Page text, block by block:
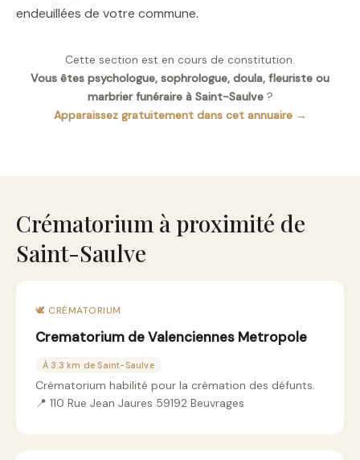
endeuillées de votre commune.
Cette section est en cours de constitution.
Vous êtes psychologue, sophrologue, doula, fleuriste ou
marbrier funéraire à Saint-Saulve?
Apparaissez gratuitement dans cet annuaire →
Crématorium à proximité de
Saint-Saulve
🕊️ CRÉMATORIUM
Crematorium de Valenciennes Metropole
À 3.3 km de Saint-Saulve
Crématorium habilité pour la crémation des défunts.
📍 110 Rue Jean Jaures 59192 Beuvrages